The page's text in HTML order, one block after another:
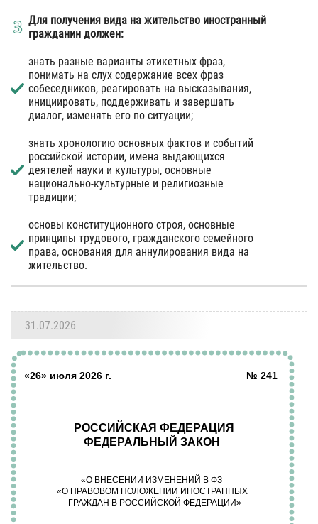
Для получения вида на жительство иностранный
гражданин должен:
знать разные варианты этикетных фраз,
понимать на слух содержание всех фраз
собеседников, реагировать на высказывания,
инициировать, поддерживать и завершать
диалог, изменять его по ситуации;
знать хронологию основных фактов и событий
российской истории, имена выдающихся
деятелей науки и культуры, основные
национально-культурные и религиозные
традиции;
основы конституционного строя, основные
принципы трудового, гражданского семейного
права, основания для аннулирования вида на
жительство.
31.07.2026